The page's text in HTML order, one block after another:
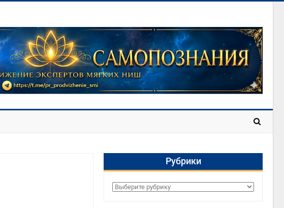
Рубрики
Рубрики